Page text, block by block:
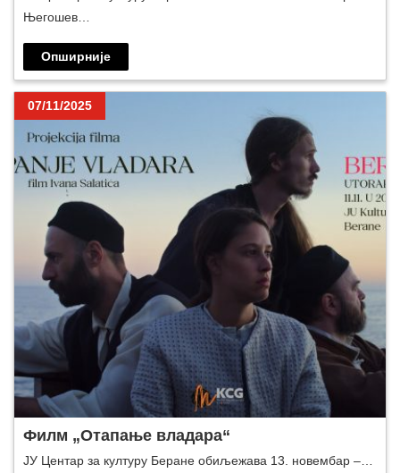
Његошев…
Опширније
07/11/2025
Филм „Отапање владара“
ЈУ Центар за културу Беране обиљежава 13. новембар –…